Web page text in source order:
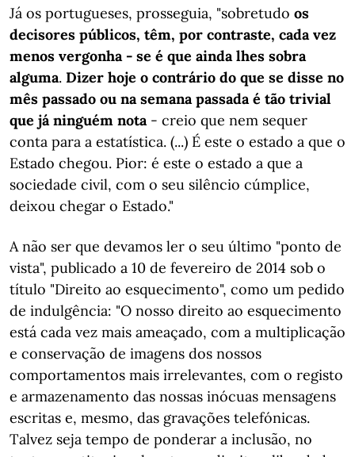
Já os portugueses, prosseguia, "sobretudo os
decisores públicos, têm, por contraste, cada vez
menos vergonha - se é que ainda lhes sobra
alguma. Dizer hoje o contrário do que se disse no
mês passado ou na semana passada é tão trivial
que já ninguém nota - creio que nem sequer
conta para a estatística. (...) É este o estado a que o
Estado chegou. Pior: é este o estado a que a
sociedade civil, com o seu silêncio cúmplice,
deixou chegar o Estado."
A não ser que devamos ler o seu último "ponto de
vista", publicado a 10 de fevereiro de 2014 sob o
título "Direito ao esquecimento", como um pedido
de indulgência: "O nosso direito ao esquecimento
está cada vez mais ameaçado, com a multiplicação
e conservação de imagens dos nossos
comportamentos mais irrelevantes, com o registo
e armazenamento das nossas inócuas mensagens
escritas e, mesmo, das gravações telefónicas.
Talvez seja tempo de ponderar a inclusão, no